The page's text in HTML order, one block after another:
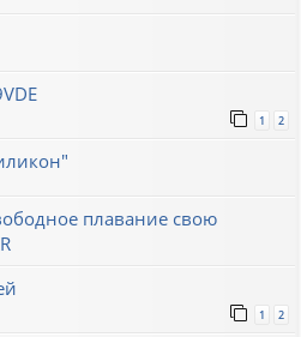
1 2
плавание свою
1 2